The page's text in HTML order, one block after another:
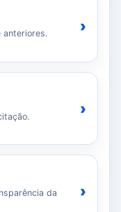
anteriores. ›
›
da
›